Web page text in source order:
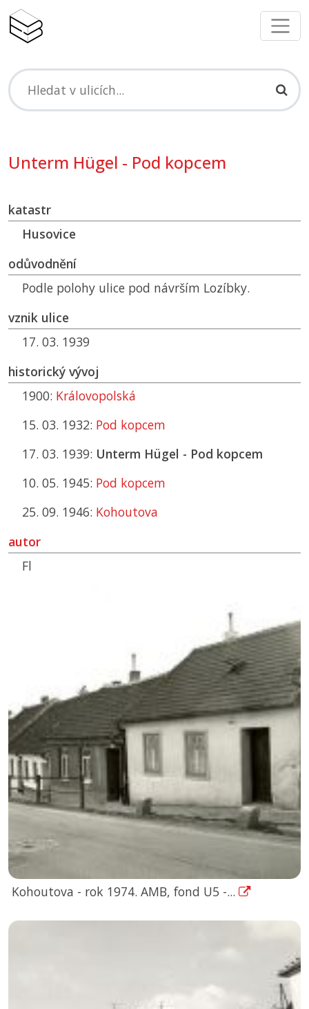
Unterm Hügel - Pod kopcem
katastr
Husovice
odůvodnění
Podle polohy ulice pod návrším Lozíbky.
vznik ulice
17. 03. 1939
historický vývoj
1900: Královopolská
15. 03. 1932: Pod kopcem
17. 03. 1939: Unterm Hügel - Pod kopcem
10. 05. 1945: Pod kopcem
25. 09. 1946: Kohoutova
autor
Fl
Kohoutova - rok 1974. AMB, fond U5 -...